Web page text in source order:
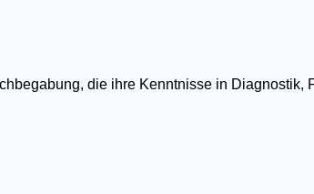
die ihre Kenntnisse in Diagnostik,